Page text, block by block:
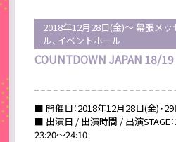
2018年12月28日(金)～ 幕張メ
ル、イベントホール
COUNTDOWN JAPAN 18/19
■ 開催日：2018年12月28日(金)・29
■ 出演日 / 出演時間 / 出演STAGE：
23:20～24:10